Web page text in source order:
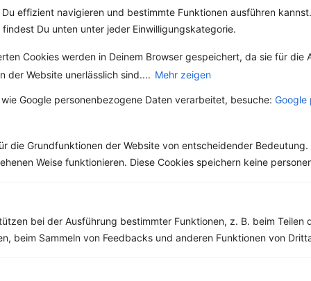
effizient navigieren und bestimmte Funktionen ausführen
Du unten unter jeder Einwilligungskategorie.
Cookies werden in Deinem Browser gespeichert, da sie für die
der Website unerlässlich sind.... Mehr zeigen
Google personenbezogene Daten verarbeitet, besuche: Google
die Grundfunktionen der Website von entscheidender Bedeutung.
Weise funktionieren. Diese Cookies speichern keine
bei der Ausführung bestimmter Funktionen, z. B. beim Teilen
beim Sammeln von Feedbacks und anderen Funktionen von
10 %Gutschein für unseren Shop
Rezept-Empfehlungen Viele Insights
Werde Teil von invi koo
DEIN TAGESBEDARF